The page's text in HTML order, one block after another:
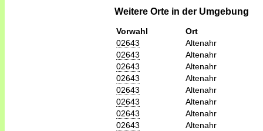
Weitere Orte in der Umgebung
Vorwahl
Ort
02643
Altenahr
02643
Altenahr
02643
Altenahr
02643
Altenahr
02643
Altenahr
02643
Altenahr
02643
Altenahr
02643
Altenahr